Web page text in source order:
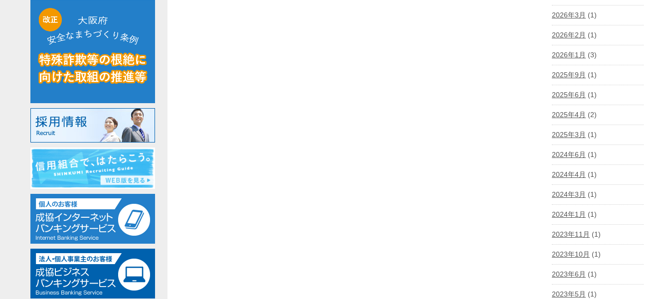
2026年3月 (1)
2026年2月 (1)
2026年1月 (3)
2025年9月 (1)
2025年6月 (1)
2025年4月 (2)
2025年3月 (1)
2024年6月 (1)
2024年4月 (1)
2024年3月 (1)
2024年1月 (1)
2023年11月 (1)
2023年10月 (1)
2023年6月 (1)
2023年5月 (1)